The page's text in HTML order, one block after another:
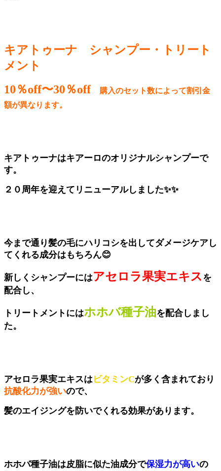
キアトゥーナ シャンプー・トリート
メント
10％off〜30％off
購入のセット数によって割引金
額が異なります。
キアトゥーナはキアーロのオリジナルシャンプーで
す。
２０周年を迎えてリニューアルしました✨✨
今まで通り髪の毛にハリコシを出してダメージケアし
てくれる成分はもちろん😊
新しくシャンプーにはアセロラ果実エキス を
配合し、
トリートメントにはホホバ種子油を配合しまし
た。
アセロラ果実エキスは ビタミンCが多く含まれており
抗酸化力が強いので、
髪のエイジングを防いでくれる効果があります。
ホホバ種子油は皮脂に似た油成分で保湿力が高いの